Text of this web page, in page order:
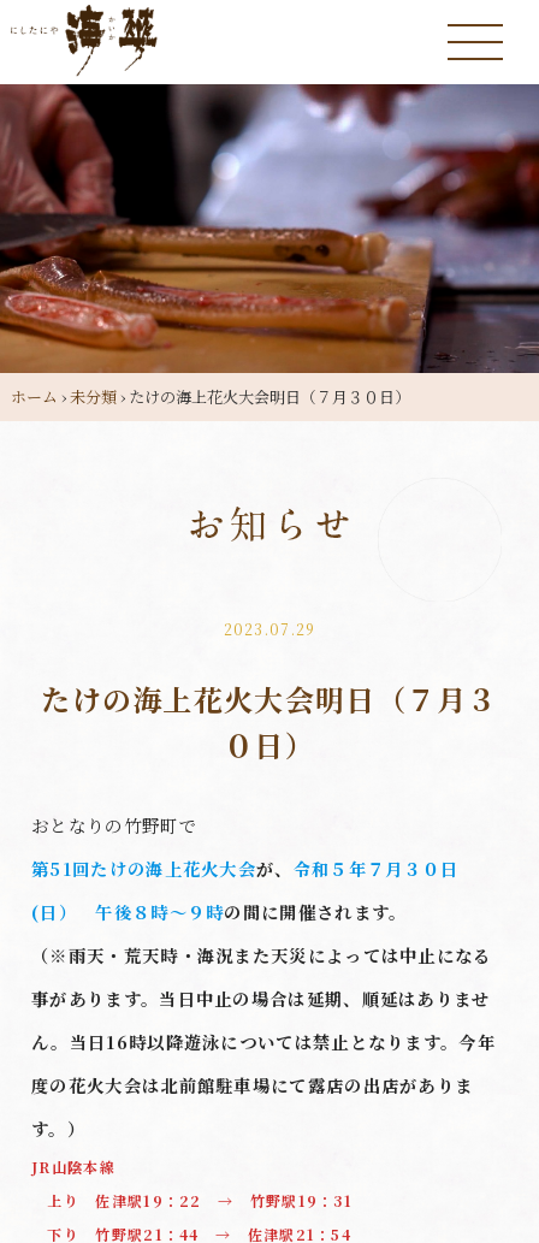
ホーム ›未分類›たけの海上花火大会明日（７月３０日）
2023.07.29
たけの海上花火大会明日（７月３
０日）
おとなりの竹野町で
第51回たけの海上花火大会が、 令和５年７月３０日
(日） 午後８時～９時の間に開催されます。
（※雨天・荒天時・海況また天災によっては中止になる
事があります。当日中止の場合は延期、順延はありませ
ん。当日16時以降遊泳については禁止となります。今年
度の花火大会は北前館駐車場にて露店の出店がありま
す。）
JR山陰本線
上り 佐津駅19：22 → 竹野駅19：31
下り 竹野駅21：44 → 佐津駅21：54